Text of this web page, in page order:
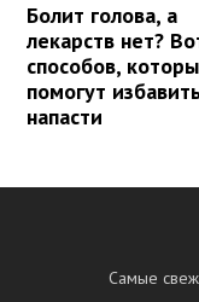
Болит голова, а
лекарств нет?
способов,
помогут
напасти
Самые